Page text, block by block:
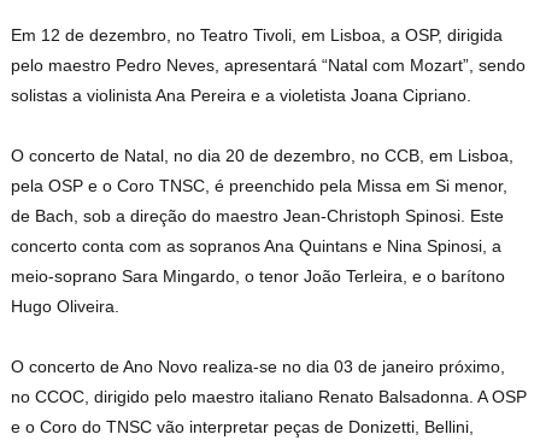
Em 12 de dezembro, no Teatro Tivoli, em Lisboa, a OSP, dirigida
pelo maestro Pedro Neves, apresentará “Natal com Mozart”, sendo
solistas a violinista Ana Pereira e a violetista Joana Cipriano.
O concerto de Natal, no dia 20 de dezembro, no CCB, em Lisboa,
pela OSP e o Coro TNSC, é preenchido pela Missa em Si menor,
de Bach, sob a direção do maestro Jean-Christoph Spinosi. Este
concerto conta com as sopranos Ana Quintans e Nina Spinosi, a
meio-soprano Sara Mingardo, o tenor João Terleira, e o barítono
Hugo Oliveira.
O concerto de Ano Novo realiza-se no dia 03 de janeiro próximo,
no CCOC, dirigido pelo maestro italiano Renato Balsadonna. A OSP
e o Coro do TNSC vão interpretar peças de Donizetti, Bellini,